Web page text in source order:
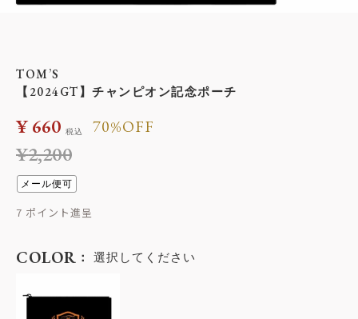
TOM’S
【2024GT】チャンピオン記念ポーチ
¥2,200
70%OFF
¥660 税込
メール便可
7
COLOR 選択してください